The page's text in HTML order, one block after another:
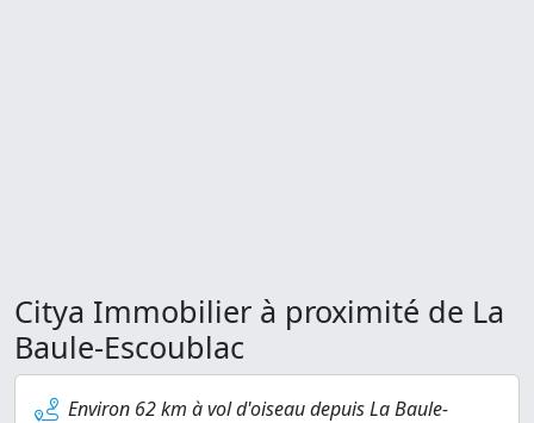
Citya Immobilier à proximité de La
Baule-Escoublac
Environ 62 km à vol d'oiseau depuis La Baule-